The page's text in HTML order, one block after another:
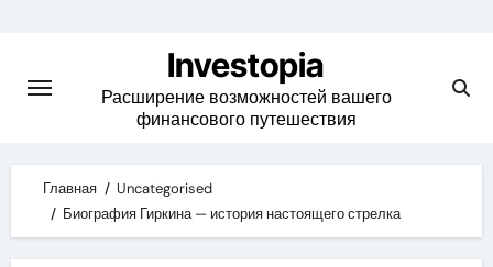
content
Investopia
Расширение возможностей вашего
финансового путешествия
Главная
Uncategorised
Биография Гиркина — история настоящего стрелка